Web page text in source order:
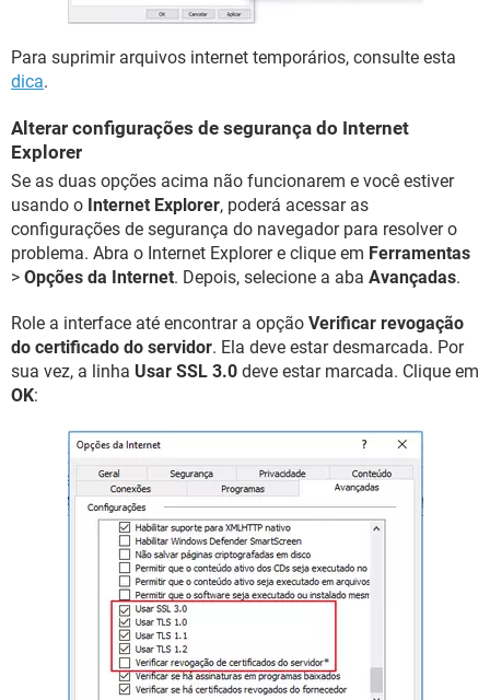
Para suprimir arquivos internet temporários, consulte esta
dica.
Alterar configurações de segurança do Internet
Explorer
Se as duas opções acima não funcionarem e você estiver
usando o Internet Explorer, poderá acessar as
configurações de segurança do navegador para resolver o
problema. Abra o Internet Explorer e clique em Ferramentas
> Opções da Internet. Depois, selecione a aba Avançadas.
Role a interface até encontrar a opção Verificar revogação
do certificado do servidor. Ela deve estar desmarcada. Por
sua vez, a linha Usar SSL 3.0 deve estar marcada. Clique em
OK: